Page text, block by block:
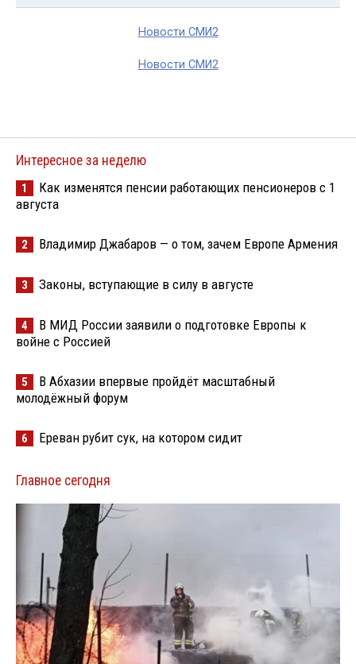
Новости СМИ2
Новости СМИ2
Интересное за неделю
1
Как изменятся пенсии работающих пенсионеров с 1
августа
2 Владимир Джабаров — о том, зачем Европе Армения
3 Законы, вступающие в силу в августе
4
В МИД России заявили о подготовке Европы к
войне с Россией
5
В Абхазии впервые пройдёт масштабный
молодёжный форум
6 Ереван рубит сук, на котором сидит
Главное сегодня